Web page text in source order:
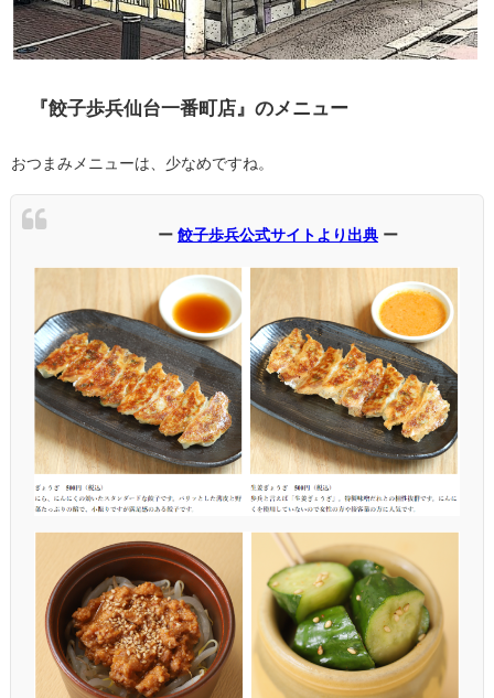
『餃子歩兵仙台一番町店』のメニュー
おつまみメニューは、少なめですね。
ー 餃子歩兵公式サイトより出典 ー